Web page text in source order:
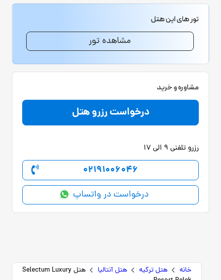
خانه هتل ترکیه هتل آنتالیا
هتل Selectum Luxury
تور های این هتل
مشاهده تور
مشاوره و خرید
درخواست رزرو هتل
رزرو تلفنی 9 الی 17
02191006046
درخواست در واتساپ